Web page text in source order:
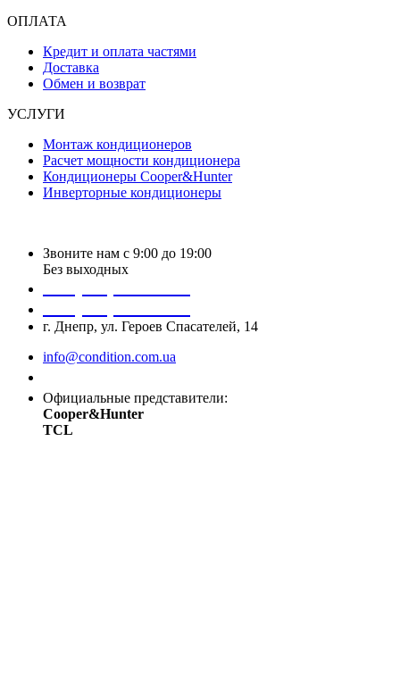
ОПЛАТА
Кредит и оплата частями
Доставка
Обмен и возврат
УСЛУГИ
Монтаж кондиционеров
Расчет мощности кондиционера
Кондиционеры Cooper&Hunter
Инверторные кондиционеры
Звоните нам с 9:00 до 19:00
Без выходных
г. Днепр, ул. Героев Спасателей, 14
info@condition.com.ua
Официальные представители:
Cooper&Hunter
TCL